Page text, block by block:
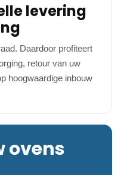
levering
Daardoor profiteert
retour van uw
hoogwaardige inbouw
ovens